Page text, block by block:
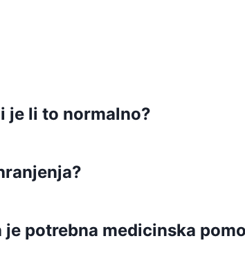
je li to normalno?
potrebna medicinska